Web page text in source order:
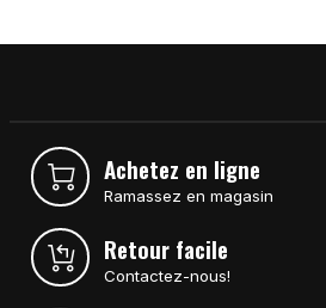
Achetez en ligne
Ramassez en magasin
Retour facile
Contactez-nous!